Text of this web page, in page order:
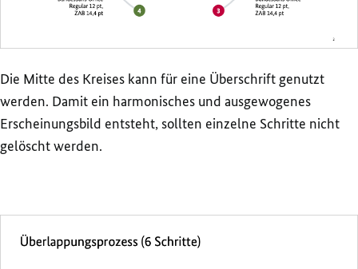
Die Mitte des Kreises kann für eine Überschrift genutzt
werden. Damit ein harmonisches und ausgewogenes
Erscheinungsbild entsteht, sollten einzelne Schritte nicht
gelöscht werden.